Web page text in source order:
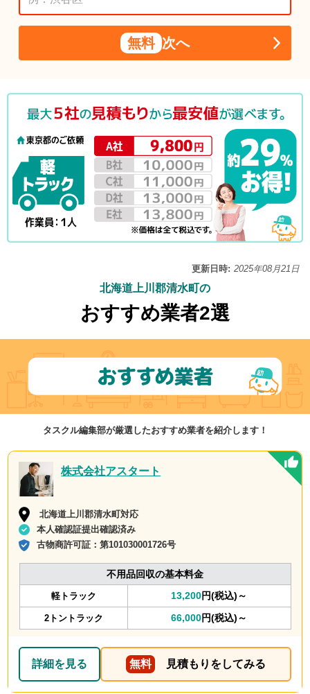
無料 次へ
更新日時: 2025年08月21日
北海道上川郡清水町の
おすすめ業者2選
タスクル編集部が厳選したおすすめ業者を紹介します！
株式会社アスタート
北海道上川郡清水町対応
本人確認証提出確認済み
古物商許可証：第101030001726号
不用品回収の基本料金
軽トラック 13,200円(税込)～
2トントラック 66,000円(税込)～
詳細を見る 無料 見積もりをしてみる